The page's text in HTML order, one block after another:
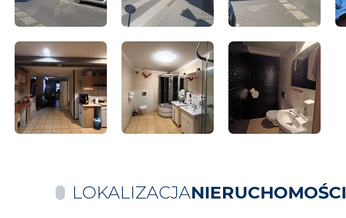
LOKALIZACJANIERUCHOMOŚCI